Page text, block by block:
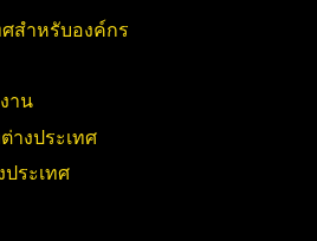
ศสำหรับองค์กร
าน
างประเทศ
ประเทศ